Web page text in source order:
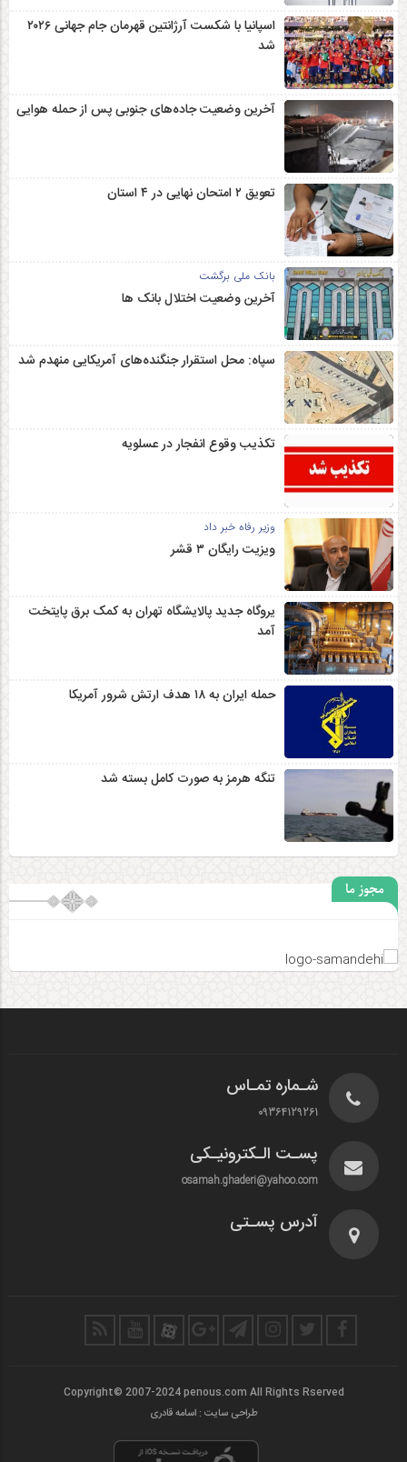
اسپانیا با شکست آرژانتین قهرمان جام جهانی ۲۰۲۶
شد
آخرین وضعیت جاده‌های جنوبی پس از حمله هوایی
تعویق ۲ امتحان نهایی در ۴ استان
بانک ملی برگشت
آخرین وضعیت اختلال بانک ها
سپاه: محل استقرار جنگنده‌های آمریکایی منهدم شد
تکذیب وقوع انفجار در عسلویه
وزیر رفاه خبر داد
ویزیت رایگان ۳ قشر
یروگاه جدید پالایشگاه تهران به کمک برق پایتخت
آمد
حمله ایران به ۱۸ هدف ارتش شرور آمریکا
تنگه هرمز به صورت کامل بسته شد
مجوز ما
شـماره تمـاس
09364129261
پسـت الـکترونیـکی
osamah.ghaderi@yahoo.com
آدرس پسـتی
Copyright© 2007-2024 penous.com All Rights Rserved
طراحی سایت : اسامه قادری